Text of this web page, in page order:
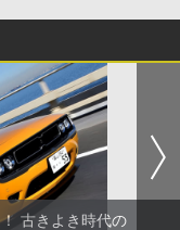
古きよき時代の